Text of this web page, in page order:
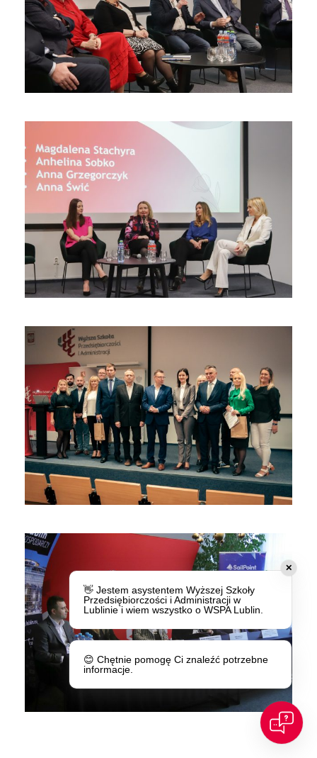
✕
👋 Jestem asystentem Wyższej Szkoły
Przedsiębiorczości i Administracji w
Lublinie i wiem wszystko o WSPA Lublin.
😊 Chętnie pomogę Ci znaleźć potrzebne
informacje.